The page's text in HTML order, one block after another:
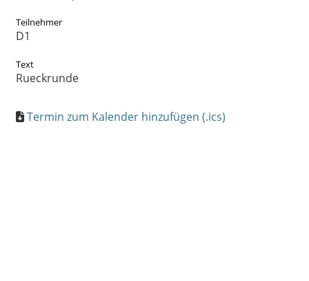
Teilnehmer
D1
Text
Rueckrunde
Termin zum Kalender hinzufügen (.ics)